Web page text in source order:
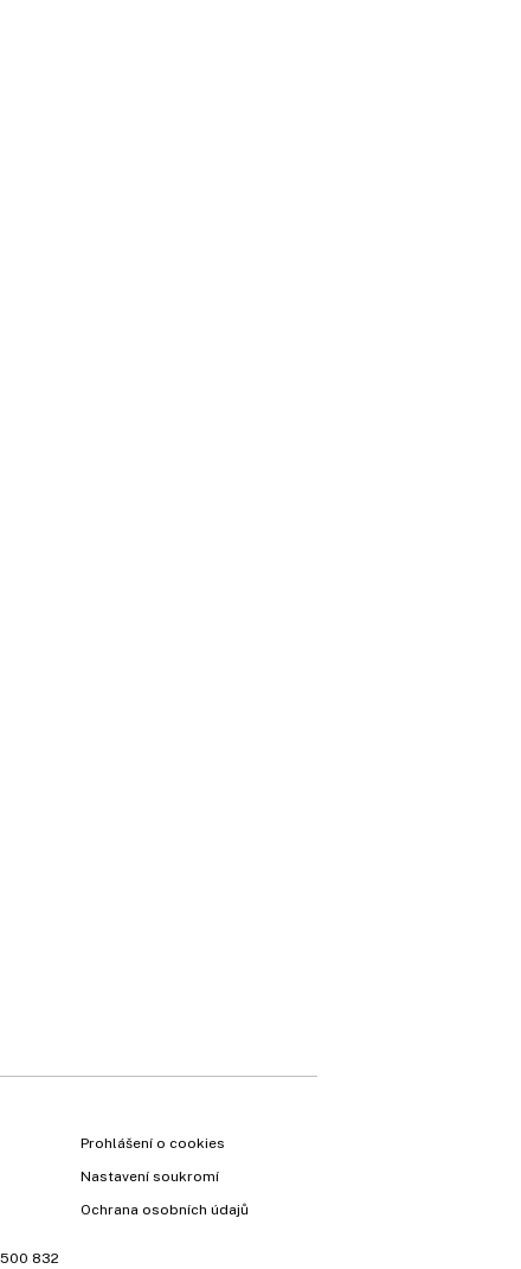
Prohlášení o cookies
Nastavení soukromí
Ochrana osobních údajů
832